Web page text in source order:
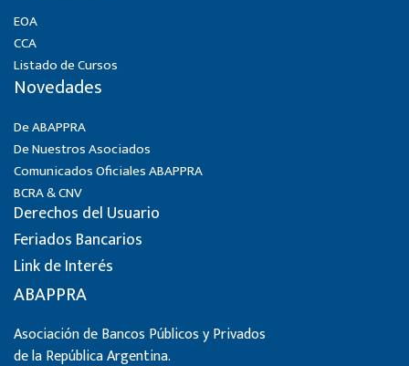
EOA
CCA
Listado de Cursos
Novedades
De ABAPPRA
De Nuestros Asociados
Comunicados Oficiales ABAPPRA
BCRA & CNV
Derechos del Usuario
Feriados Bancarios
Link de Interés
ABAPPRA
Asociación de Bancos Públicos y Privados
de la República Argentina.